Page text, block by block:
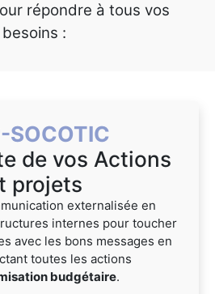
répondre à tous vos
besoins :
SOCOTIC
de vos Actions
projets
externalisée en
internes pour toucher
avec les bons messages en
toutes les actions
budgétaire.